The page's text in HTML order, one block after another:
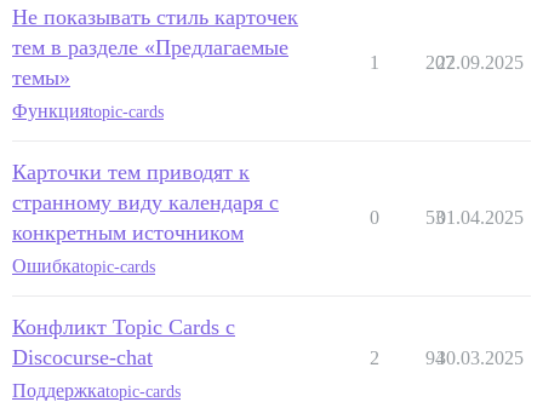
Не показывать стиль карточек
тем в разделе «Предлагаемые
темы»
Функцияtopic-cards
1 207
22.09.2025
Карточки тем приводят к
странному виду календаря с
конкретным источником
Ошибкаtopic-cards
0 5301.04.2025
Конфликт Topic Cards с
Discocurse-chat
Поддержкаtopic-cards
2 9430.03.2025